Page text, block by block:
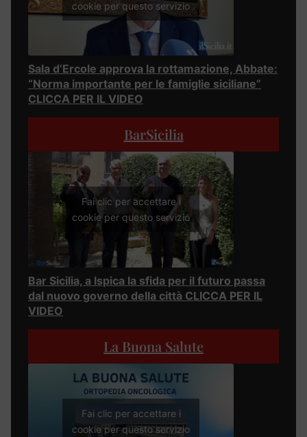
cookie per questo servizio
Sala d’Ercole approva la rottamazione, Abbate:
“Norma importante per le famiglie siciliane”
CLICCA PER IL VIDEO
BarSicilia
Fai clic per accettare i
cookie per questo servizio
Bar Sicilia, a Ispica la sfida per il futuro passa
dal nuovo governo della città CLICCA PER IL
VIDEO
La Buona Salute
Fai clic per accettare i
cookie per questo servizio